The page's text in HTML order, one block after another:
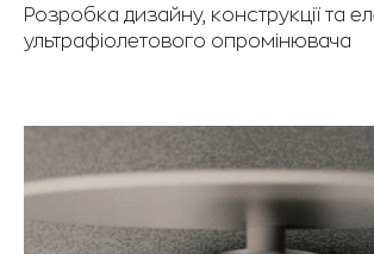
Розробка дизайну, конструкції та
ультрафіолетового опромінювача